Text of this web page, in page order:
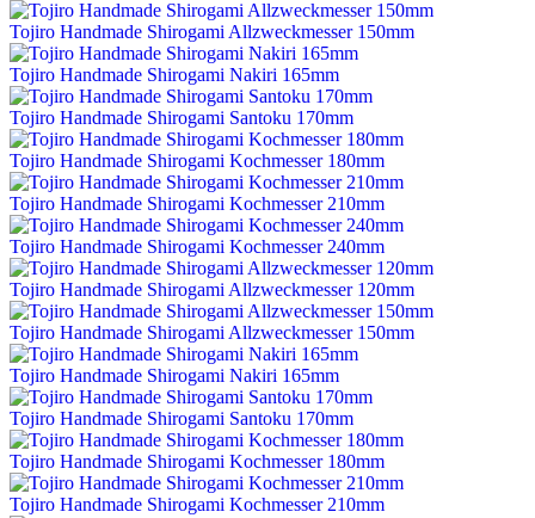
Tojiro Handmade Shirogami Allzweckmesser 150mm
Tojiro Handmade Shirogami Nakiri 165mm
Tojiro Handmade Shirogami Santoku 170mm
Tojiro Handmade Shirogami Kochmesser 180mm
Tojiro Handmade Shirogami Kochmesser 210mm
Tojiro Handmade Shirogami Kochmesser 240mm
Tojiro Handmade Shirogami Allzweckmesser 120mm
Tojiro Handmade Shirogami Allzweckmesser 150mm
Tojiro Handmade Shirogami Nakiri 165mm
Tojiro Handmade Shirogami Santoku 170mm
Tojiro Handmade Shirogami Kochmesser 180mm
Tojiro Handmade Shirogami Kochmesser 210mm